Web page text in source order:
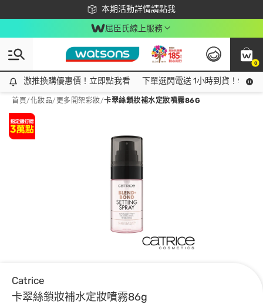
本期活動詳情請點我
下載app最高回饋$350
屈臣氏線上服務
0
激推換購優惠價！立即點我看
激推換購優惠價！立即點我看 下單選閃電送 1小時到貨！領神
首頁/化妝品/ 更多開架彩妝/卡翠絲鎖妝補水定妝噴霧86G
Catrice
卡翠絲鎖妝補水定妝噴霧86g